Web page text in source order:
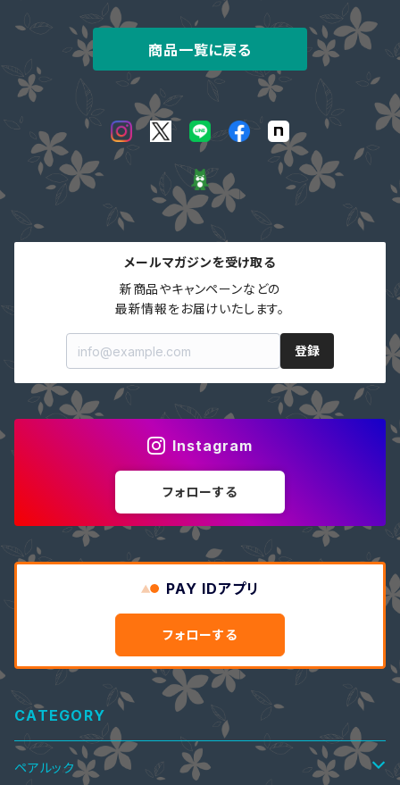
商品一覧に戻る
メールマガジンを受け取る
新商品やキャンペーンなどの
最新情報をお届けいたします。
登録
Instagram
フォローする
PAY IDアプリ
フォローする
CATEGORY
ペアルック